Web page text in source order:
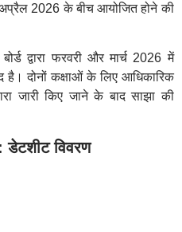
अप्रैल 2026 के बीच आयोजित होने की
द्वारा फरवरी और मार्च 2026 में
है। दोनों कक्षाओं के लिए आधिकारिक
जारी किए जाने के बाद साझा की
विवरण